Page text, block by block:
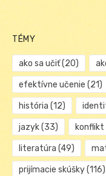
TÉMY
ako sa učiť(20)
efektívne učenie (21)
história (12)
jazyk(33) konflikt
literatúra (49)
prijímacie skúšky(116)